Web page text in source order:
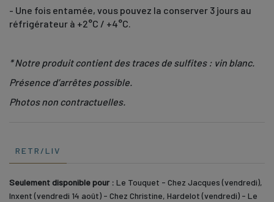
- Une fois entamée, vous pouvez la conserver 3 jours au
réfrigérateur à +2°C / +4°C.
* Notre produit contient des traces de sulfites : vin blanc.
Présence d’arrêtes possible.
Photos non contractuelles.
RETR/LIV
Seulement disponible pour : Le Touquet - Chez Jacques (vendredi),
Inxent (vendredi 14 août) - Chez Christine, Hardelot (vendredi) - Le